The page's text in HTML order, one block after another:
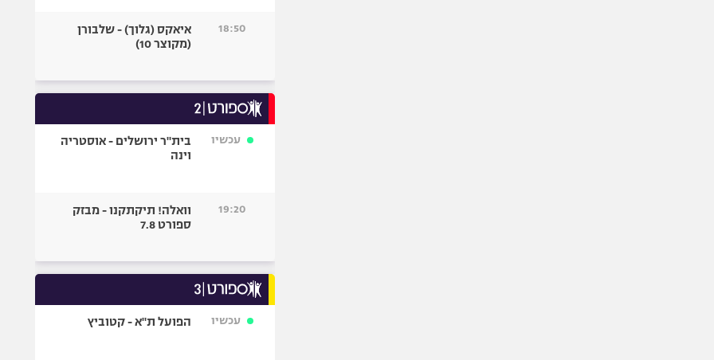
18:50
איאקס (גלוך) - שלבורן
(מקוצר 10)
עכשיו
בית"ר ירושלים - אוסטריה
וינה
19:20
וואלה! תיקתקנו - מבזק
ספורט 7.8
עכשיו הפועל ת"א - קטוביץ